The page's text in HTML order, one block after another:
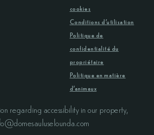
cookies
Conditions d’utilisation
Politique de
confidentialité du
propriétaire
Politique en matière
d’animaux
regarding accessibility in our property,